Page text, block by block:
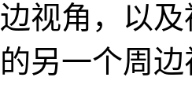
视角，以
另一个周